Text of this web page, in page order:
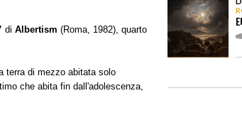
di Albertism (Roma, 1982), quarto
terra di mezzo abitata solo
che abita fin dall'adolescenza,